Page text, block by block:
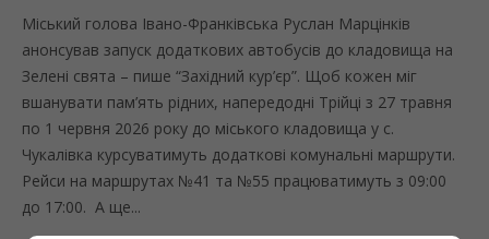
Міський голова Івано-Франківська Руслан Марцінків
анонсував запуск додаткових автобусів до кладовища на
Зелені свята – пише “Західний кур’єр”. Щоб кожен міг
вшанувати пам’ять рідних, напередодні Трійці з 27 травня
по 1 червня 2026 року до міського кладовища у с.
Чукалівка курсуватимуть додаткові комунальні маршрути.
Рейси на маршрутах №41 та №55 працюватимуть з 09:00
до 17:00. А ще...